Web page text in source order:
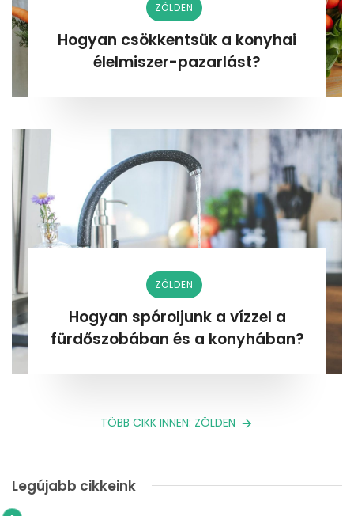
ZÖLDEN
Hogyan csökkentsük a konyhai
élelmiszer-pazarlást?
ZÖLDEN
Hogyan spóroljunk a vízzel a
fürdőszobában és a konyhában?
TÖBB CIKK INNEN: ZÖLDEN
Legújabb cikkeink